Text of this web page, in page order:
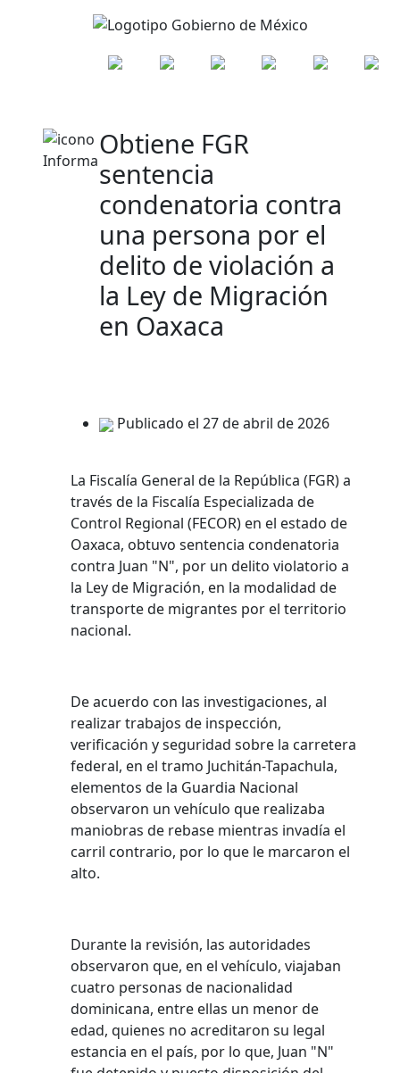
Obtiene FGR
sentencia
condenatoria contra
una persona por el
delito de violación a
la Ley de Migración
en Oaxaca
Publicado el 27 de abril de 2026
La Fiscalía General de la República (FGR) a
través de la Fiscalía Especializada de
Control Regional (FECOR) en el estado de
Oaxaca, obtuvo sentencia condenatoria
contra Juan "N", por un delito violatorio a
la Ley de Migración, en la modalidad de
transporte de migrantes por el territorio
nacional.
De acuerdo con las investigaciones, al
realizar trabajos de inspección,
verificación y seguridad sobre la carretera
federal, en el tramo Juchitán-Tapachula,
elementos de la Guardia Nacional
observaron un vehículo que realizaba
maniobras de rebase mientras invadía el
carril contrario, por lo que le marcaron el
alto.
Durante la revisión, las autoridades
observaron que, en el vehículo, viajaban
cuatro personas de nacionalidad
dominicana, entre ellas un menor de
edad, quienes no acreditaron su legal
estancia en el país, por lo que, Juan "N"